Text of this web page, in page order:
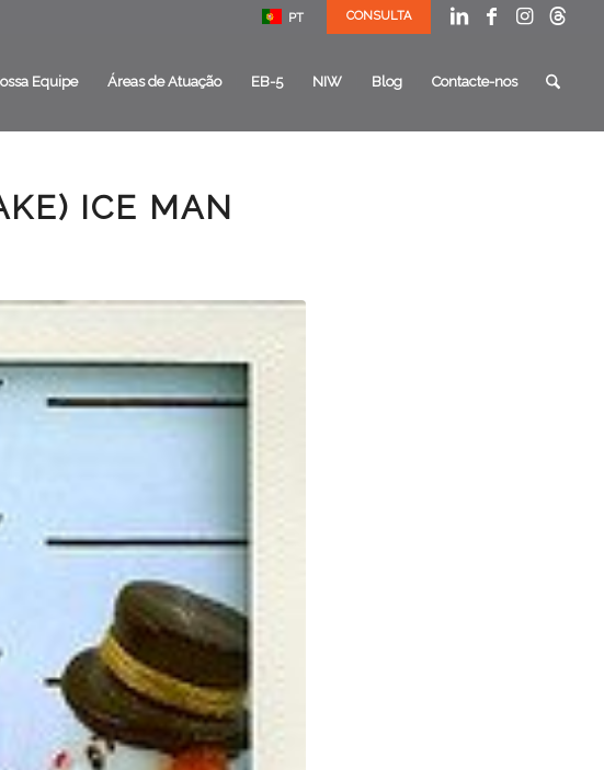
PT CONSULTA
Equipe Áreas de Atuação EB-5 NIW Blog Contacte-nos
ICE MAN